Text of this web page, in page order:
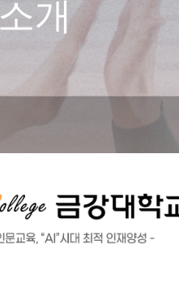
개